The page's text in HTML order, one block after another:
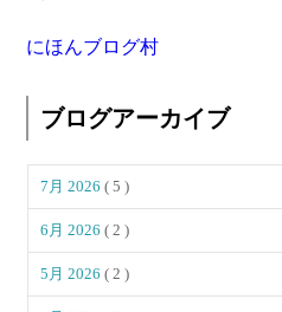
にほんブログ村
ブログアーカイブ
7月 2026( 5 )
6月 2026( 2 )
5月 2026( 2 )